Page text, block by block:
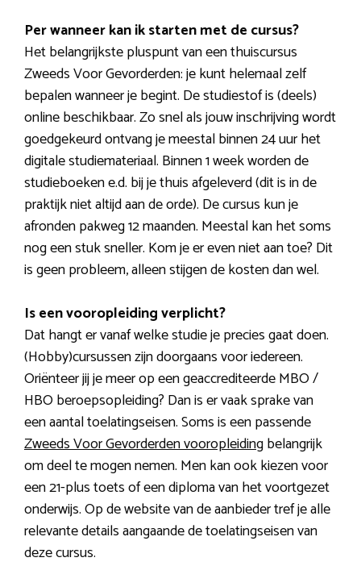
Per wanneer kan ik starten met de cursus?
Het belangrijkste pluspunt van een thuiscursus
Zweeds Voor Gevorderden: je kunt helemaal zelf
bepalen wanneer je begint. De studiestof is (deels)
online beschikbaar. Zo snel als jouw inschrijving wordt
goedgekeurd ontvang je meestal binnen 24 uur het
digitale studiemateriaal. Binnen 1 week worden de
studieboeken e.d. bij je thuis afgeleverd (dit is in de
praktijk niet altijd aan de orde). De cursus kun je
afronden pakweg 12 maanden. Meestal kan het soms
nog een stuk sneller. Kom je er even niet aan toe? Dit
is geen probleem, alleen stijgen de kosten dan wel.
Is een vooropleiding verplicht?
Dat hangt er vanaf welke studie je precies gaat doen.
(Hobby)cursussen zijn doorgaans voor iedereen.
Oriënteer jij je meer op een geaccrediteerde MBO /
HBO beroepsopleiding? Dan is er vaak sprake van
een aantal toelatingseisen. Soms is een passende
Zweeds Voor Gevorderden vooropleidingbelangrijk
om deel te mogen nemen. Men kan ook kiezen voor
een 21-plus toets of een diploma van het voortgezet
onderwijs. Op de website van de aanbieder tref je alle
relevante details aangaande de toelatingseisen van
deze cursus.